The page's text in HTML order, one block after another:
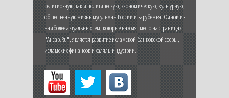
религиозную, так и политическую, экономическую, культурную,
общественную жизнь мусульман России и зарубежья. Одной из
наиболее актуальных тем, которые находят место на страницах
"Ансар.Ru", является развитие исламской банковской сферы,
исламских финансов и халяль-индустрии.